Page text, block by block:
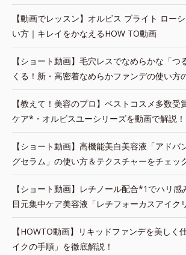
【動画でレッスン】オルビス ブライト ロー
い方｜キレイをかなえるHOW TO動画
【ショート動画】毛穴レスでなめらかな「
くる！新・高密着なめらかファンデの使い方
【教えて！美容のプロ】ベストコスメ多数受
ケア*・オルビスユーシリーズを動画で解説！
【ショート動画】高機能美白美容液「アドバ
グセラム」の使い方＆テクスチャーをチェッ
【ショート動画】レチノール配合*1でハリ感
目元集中ケア美容液「レチフォーカスアイク
【HOWTO動画】リキッドファンデを美しく
イクの手順」を徹底解説！